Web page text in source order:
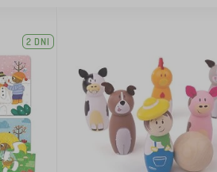
2 DNI